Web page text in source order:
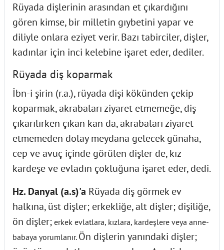
Rüyada dişlerinin arasından et çıkardığını
gören kimse, bir milletin gıybetini yapar ve
diliyle onlara eziyet verir. Bazı tabirciler, dişler,
kadınlar için inci kelebine işaret eder, dediler.
Rüyada diş koparmak
İbn-i şirin (r.a.), rüyada dişi kökünden çekip
koparmak, akrabaları ziyaret etmemeğe, diş
çıkarılırken çıkan kan da, akrabaları ziyaret
etmemeden dolay meydana gelecek günaha,
cep ve avuç içinde görülen dişler de, kız
kardeşe ve evladın çokluğuna işaret eder, dedi.
Hz. Danyal (a.s)'a Rüyada diş görmek ev
halkına, üst dişler; erkekliğe, alt dişler; dişiliğe,
ön dişler; erkek evlatlara, kızlara, kardeşlere veya anne-
babaya yorumlanır. Ön dişlerin yanındaki dişler;